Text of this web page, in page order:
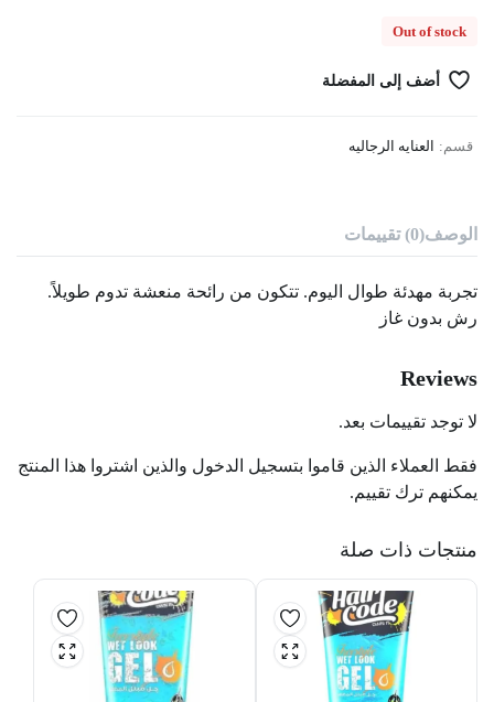
Out of stock
أضف إلى المفضلة
قسم: العنايه الرجاليه
الوصف(0) تقييمات
تجربة مهدئة طوال اليوم. تتكون من رائحة منعشة تدوم طويلاً.
رش بدون غاز
Reviews
لا توجد تقييمات بعد.
فقط العملاء الذين قاموا بتسجيل الدخول والذين اشتروا هذا المنتج
يمكنهم ترك تقييم.
منتجات ذات صلة